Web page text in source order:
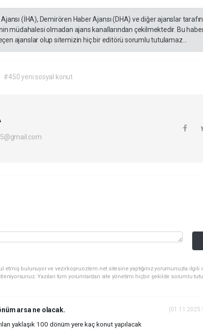
(İHA), Demirören Haber Ajansı (DHA) ve diğer ajanslar
müdahalesi olmadan ajans kanallarından çekilmektedir. Bu
ajanslar olup sitemizin hiç bir editörü sorumlu tutulamaz...
#450 yeni sosyal konut
etmiş bulunuyor ve vezirkopruozlem.net sitesine yaptığınız yorumunuzla ilgili
Yazılan tüm yorumlardan site yönetimi hiçbir şekilde sorumlu
arsa ne olacak. (01.11.2025
yaklaşık 100 dönüm yere kaç konut yapılacak